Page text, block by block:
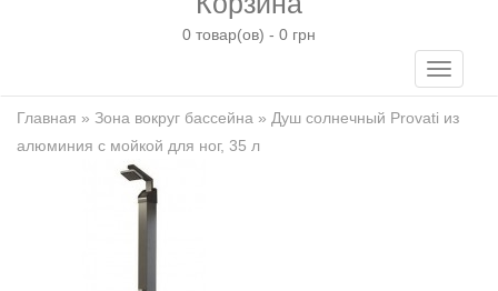
0 товар(ов) - 0 грн
Toggle
Главная » Зона вокруг бассейна » Душ солнечный Provati из
алюминия c мойкой для ног, 35 л